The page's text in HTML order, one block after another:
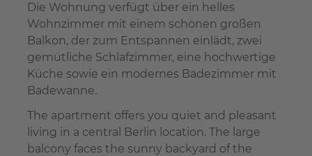
Die Wohnung verfügt über ein helles
Wohnzimmer mit einem schönen großen
Balkon, der zum Entspannen einlädt, zwei
gemütliche Schlafzimmer, eine hochwertige
Küche sowie ein modernes Badezimmer mit
Badewanne.
The apartment offers you quiet and pleasant
living in a central Berlin location. The large
balcony faces the sunny backyard of the